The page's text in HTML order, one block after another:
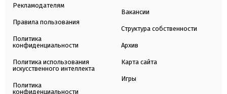
Рекламодателям
Правила пользования
Политика
конфиденциальности
Политика использования
искусственного интеллекта
Политика
конфиденциальности
Вакансии
Структура собственности
Архив
Карта сайта
Игры